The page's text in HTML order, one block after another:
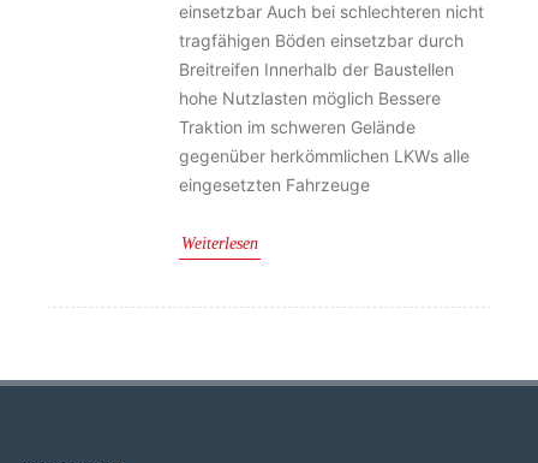
einsetzbar Auch bei schlechteren nicht
tragfähigen Böden einsetzbar durch
Breitreifen Innerhalb der Baustellen
hohe Nutzlasten möglich Bessere
Traktion im schweren Gelände
gegenüber herkömmlichen LKWs alle
eingesetzten Fahrzeuge
Weiterlesen